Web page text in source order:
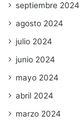
septiembre 2024
agosto 2024
julio 2024
junio 2024
mayo 2024
abril 2024
marzo 2024